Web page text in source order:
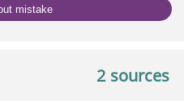
mistake
2 sources